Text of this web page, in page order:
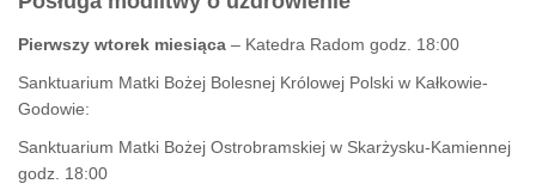
Pierwszy wtorek miesiąca – Katedra Radom godz. 18:00
Sanktuarium Matki Bożej Bolesnej Królowej Polski w Kałkowie-
Godowie:
Sanktuarium Matki Bożej Ostrobramskiej w Skarżysku-Kamiennej
godz. 18:00